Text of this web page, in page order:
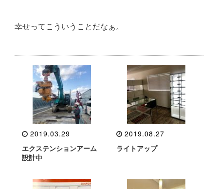
幸せってこういうことだなぁ。
2019.03.29
エクステンションアーム
設計中
2019.08.27
ライトアップ